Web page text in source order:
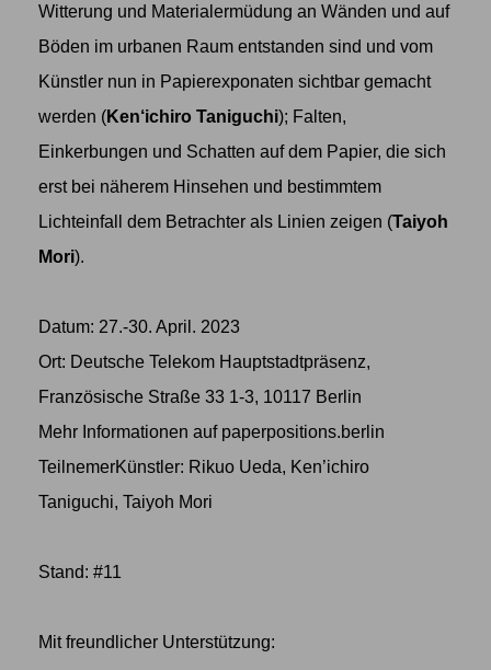
Witterung und Materialermüdung an Wänden und auf
Böden im urbanen Raum entstanden sind und vom
Künstler nun in Papierexponaten sichtbar gemacht
werden (Ken‘ichiro Taniguchi); Falten,
Einkerbungen und Schatten auf dem Papier, die sich
erst bei näherem Hinsehen und bestimmtem
Lichteinfall dem Betrachter als Linien zeigen (Taiyoh
Mori).
Datum: 27.-30. April. 2023
Ort: Deutsche Telekom Hauptstadtpräsenz,
Französische Straße 33 1-3, 10117 Berlin
Mehr Informationen auf paperpositions.berlin
TeilnemerKünstler: Rikuo Ueda, Ken’ichiro
Taniguchi, Taiyoh Mori
Stand: #11
Mit freundlicher Unterstützung: